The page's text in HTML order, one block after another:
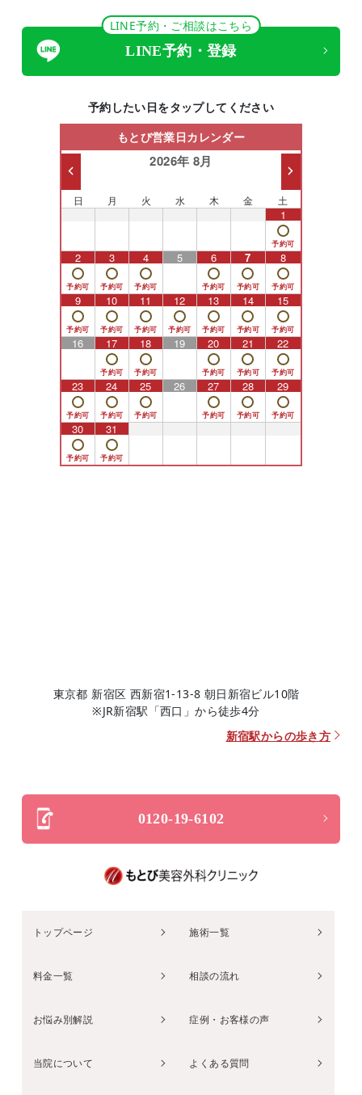
LINE予約・ご相談はこちら
LINE予約・登録
予約したい日をタップしてください
もとび営業日カレンダー
2026年 8月
日 月 火 水 木 金 土
1
2 3 4 5 6 7 8
9 10 11 12 13 14 15
16 17 18 19 20 21 22
23 24 25 26 27 28 29
30 31
東京都 新宿区 西新宿1-13-8 朝日新宿ビル10階
※JR新宿駅「西口」から徒歩4分
新宿駅からの歩き方
0120-19-6102
トップページ 施術一覧
料金一覧 相談の流れ
お悩み別解説 症例・お客様の声
当院について よくある質問